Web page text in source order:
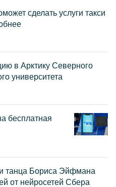
сделать услуги такси
в Арктику Северного
университета
бесплатная
танца Бориса Эйфмана
от нейросетей Сбера